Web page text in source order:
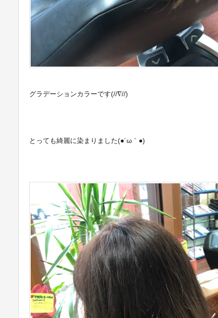
グラデーションカラーです(//∇//)
とっても綺麗に染まりました(●´ω｀●)